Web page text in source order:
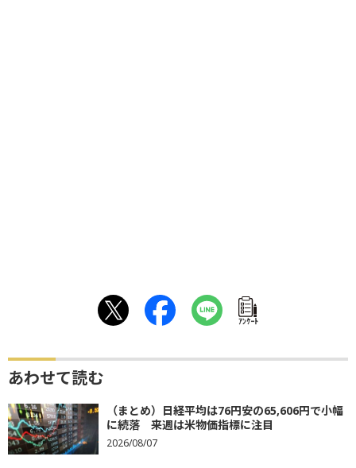
ｱﾝｹｰﾄ
あわせて読む
（まとめ）日経平均は76円安の65,606円で小幅
に続落 来週は米物価指標に注目
2026/08/07